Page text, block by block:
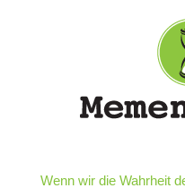
Wenn wir die Wahrheit